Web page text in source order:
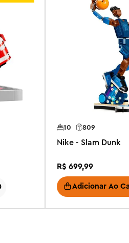
10 809
Nike - Slam Dunk
R$ 699,99
Adicionar Ao